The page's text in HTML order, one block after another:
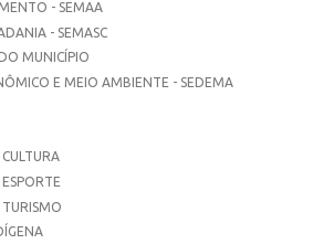
- SEMAA
- SEMASC
MUNICÍPIO
E MEIO AMBIENTE - SEDEMA